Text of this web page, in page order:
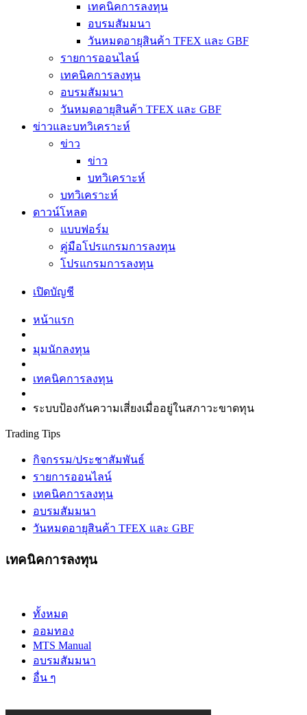
เทคนิคการลงทุน
อบรมสัมมนา
วันหมดอายุสินค้า TFEX และ GBF
รายการออนไลน์
เทคนิคการลงทุน
อบรมสัมมนา
วันหมดอายุสินค้า TFEX และ GBF
ข่าวและบทวิเคราะห์
ข่าว
ข่าว
บทวิเคราะห์
บทวิเคราะห์
ดาวน์โหลด
แบบฟอร์ม
คู่มือโปรแกรมการลงทุน
โปรแกรมการลงทุน
เปิดบัญชี
หน้าแรก
มุมนักลงทุน
เทคนิคการลงทุน
ระบบป้องกันความเสี่ยงเมื่ออยู่ในสภาวะขาดทุน
Trading Tips
กิจกรรม/ประชาสัมพันธ์
รายการออนไลน์
เทคนิคการลงทุน
อบรมสัมมนา
วันหมดอายุสินค้า TFEX และ GBF
เทคนิคการลงทุน
ทั้งหมด
ออมทอง
MTS Manual
อบรมสัมมนา
อื่น ๆ